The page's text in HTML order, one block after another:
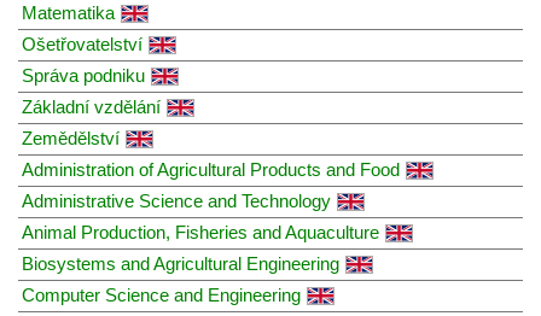
Matematika
Ošetřovatelství
Správa podniku
Základní vzdělání
Zemědělství
Administration of Agricultural Products and Food
Administrative Science and Technology
Animal Production, Fisheries and Aquaculture
Biosystems and Agricultural Engineering
Computer Science and Engineering